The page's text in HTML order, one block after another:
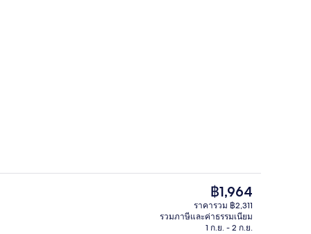
Superior Deluxe Pool View | มินิบาร์
ราคา
ปัจจุบัน
฿1,964
฿1,964
ราคารวม ฿2,311
รวมภาษีและค่าธรรมเนียม
1 ก.ย. - 2 ก.ย.